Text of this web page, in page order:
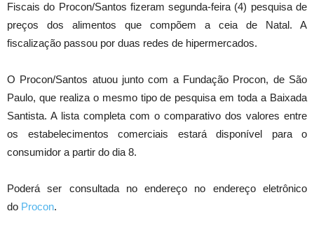
Fiscais do Procon/Santos fizeram segunda-feira (4) pesquisa de
preços dos alimentos que compõem a ceia de Natal. A
fiscalização passou por duas redes de hipermercados.
O Procon/Santos atuou junto com a Fundação Procon, de São
Paulo, que realiza o mesmo tipo de pesquisa em toda a Baixada
Santista. A lista completa com o comparativo dos valores entre
os estabelecimentos comerciais estará disponível para o
consumidor a partir do dia 8.
Poderá ser consultada no endereço no endereço eletrônico
do Procon.